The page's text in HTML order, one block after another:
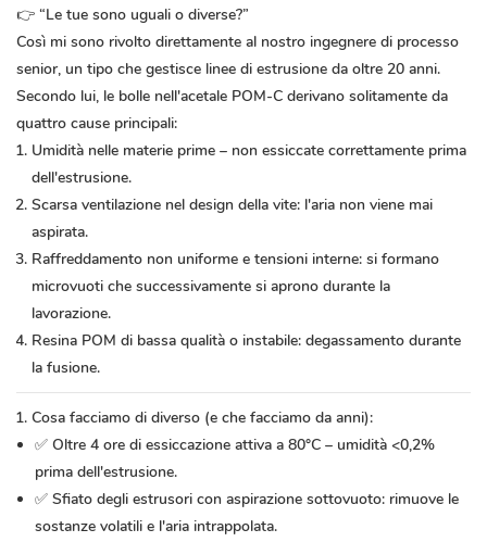
👉 “Le tue sono uguali o diverse?”
Così mi sono rivolto direttamente al nostro ingegnere di processo
senior, un tipo che gestisce linee di estrusione da oltre 20 anni.
Secondo lui, le bolle nell'acetale POM-C derivano solitamente da
quattro cause principali:
Umidità nelle materie prime – non essiccate correttamente prima
dell'estrusione.
Scarsa ventilazione nel design della vite: l'aria non viene mai
aspirata.
Raffreddamento non uniforme e tensioni interne: si formano
microvuoti che successivamente si aprono durante la
lavorazione.
Resina POM di bassa qualità o instabile: degassamento durante
la fusione.
Cosa facciamo di diverso (e che facciamo da anni):
✅ Oltre 4 ore di essiccazione attiva a 80°C – umidità <0,2%
prima dell'estrusione.
✅ Sfiato degli estrusori con aspirazione sottovuoto: rimuove le
sostanze volatili e l'aria intrappolata.